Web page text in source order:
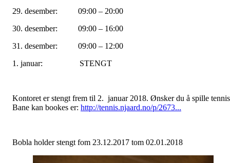
29. desember: 09:00 – 20:00
30. desember: 09:00 – 16:00
31. desember: 09:00 – 12:00
1. januar: STENGT
Kontoret er stengt frem til 2. januar 2018. Ønsker du å spille
Bane kan bookes er: http://tennis.njaard.no/p/2673...
Bobla holder stengt fom 23.12.2017 tom 02.01.2018